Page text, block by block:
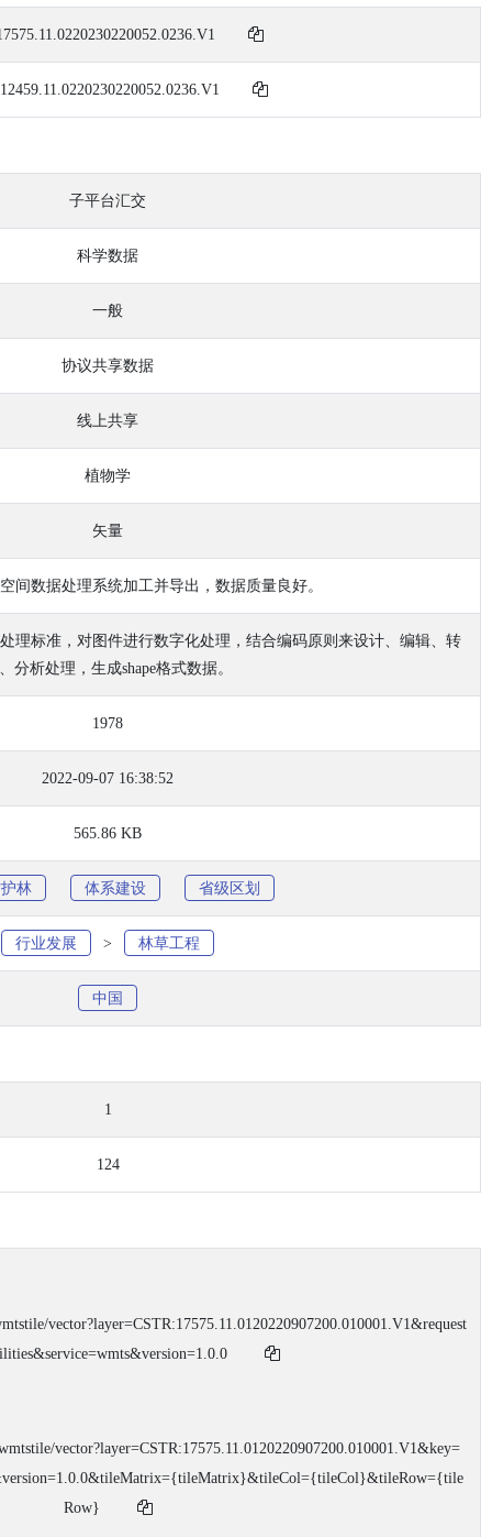
子平台汇交
科学数据
一般
协议共享数据
线上共享
植物学
矢量
间数据处理系统加工并导出，数据质量良好。
理标准，对图件进行数字化处理，结合编码原则来设计、编辑、转
分析处理，生成shape格式数据。
1978
2022-09-07 16:38:52
565.86 KB
林 体系建设 省级区划
行业发展 > 林草工程
中国
1
124
vector?layer=CSTR:17575.11.0120220907200.010001.V1&request
vector?layer=CSTR:17575.11.0120220907200.010001.V1&key=
Row}